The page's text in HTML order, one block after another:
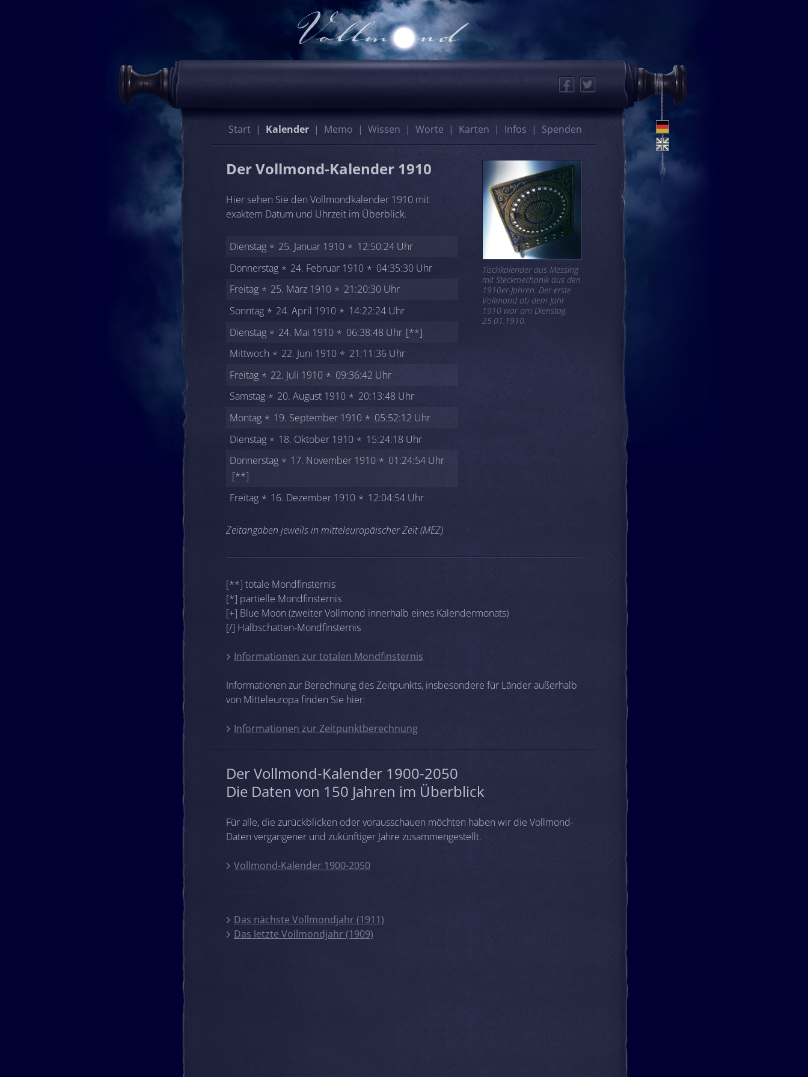
Facebook
Twitter
Start Kalender Memo Wissen Worte Karten Infos Spenden
Der Vollmond-Kalender 1910
Hier sehen Sie den Vollmondkalender 1910 mit
exaktem Datum und Uhrzeit im Überblick.
Dienstag 25. Januar 1910
12:50:24 Uhr
Donnerstag
24. Februar 1910
04:35:30 Uhr
Freitag
25. März 1910
21:20:30 Uhr
Sonntag
24. April 1910
14:22:24 Uhr
Dienstag
24. Mai 1910 06:38:48 Uhr [**]
Mittwoch
22. Juni 1910
21:11:36 Uhr
Freitag
22. Juli 1910
09:36:42 Uhr
Samstag
20. August 1910
20:13:48 Uhr
Montag
19. September 1910
05:52:12 Uhr
Dienstag
18. Oktober 1910
15:24:18 Uhr
Donnerstag
17. November 1910
01:24:54 Uhr
[**]
Freitag
16. Dezember 1910 12:04:54 Uhr
Zeitangaben jeweils in mitteleuropäischer Zeit (MEZ)
Tischkalender aus Messing
mit Steckmechanik aus den
1910er-Jahren. Der erste
Vollmond ab dem Jahr
1910 war am Dienstag,
25.01.1910.
[**] totale Mondfinsternis
[*] partielle Mondfinsternis
[+] Blue Moon (zweiter Vollmond innerhalb eines Kalendermonats)
[/] Halbschatten-Mondfinsternis
Informationen zur totalen Mondfinsternis
Informationen zur Berechnung des Zeitpunkts, insbesondere für Länder außerhalb
von Mitteleuropa finden Sie hier:
Informationen zur Zeitpunktberechnung
Der Vollmond-Kalender 1900-2050
Die Daten von 150 Jahren im Überblick
Für alle, die zurückblicken oder vorausschauen möchten haben wir die Vollmond-
Daten vergangener und zukünftiger Jahre zusammengestellt.
Vollmond-Kalender 1900-2050
Das nächste Vollmondjahr (1911)
Das letzte Vollmondjahr (1909)